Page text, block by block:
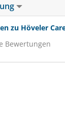
zu Höveler
Bewertungen